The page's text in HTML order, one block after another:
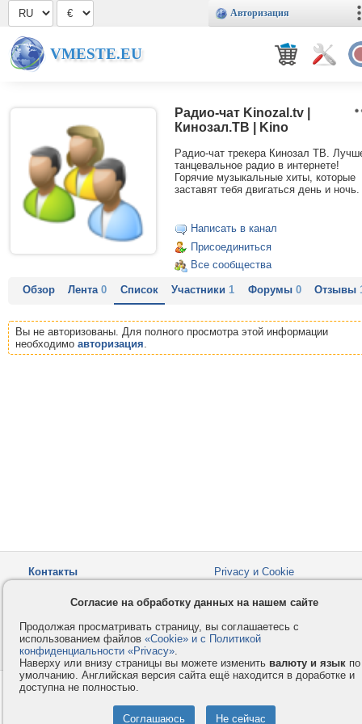
Авторизация
VMESTE.EU
Радио-чат Kinozal.tv |
Кинозал.ТВ | Kino
Радио-чат трекера Кинозал ТВ.
танцевальное радио в интернете!
Горячие музыкальные хиты, которые
заставят тебя двигаться день и ночь.
Написать в канал
Присоединиться
Все сообщества
Обзор Лента0 Список Участники1 Форумы 0 Отзывы
Вы не авторизованы. Для полного просмотра этой информации
необходимо авторизация.
Контакты
Privacy и Cookie
Как оплатить
Форумы
© 2008-2026VMESTE.EU
Согласие на обработку данных на нашем сайте
Продолжая просматривать страницу, вы соглашаетесь с
использованием файлов «Cookie» и с Политикой
конфиденциальности «Privacy».
Наверху или внизу страницы вы можете изменить валюту и язык по
умолчанию. Английская версия сайта ещё находится в доработке и
доступна не полностью.